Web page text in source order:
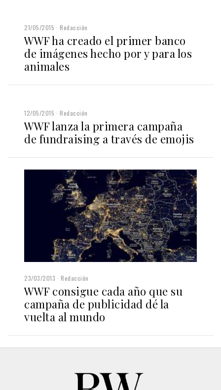
21/05/2015 Redacción
WWF ha creado el primer banco
de imágenes hecho por y para los
animales
12/05/2015 Redacción
WWF lanza la primera campaña
de fundraising a través de emojis
23/03/2013 Redacción
WWF consigue cada año que su
campaña de publicidad dé la
vuelta al mundo